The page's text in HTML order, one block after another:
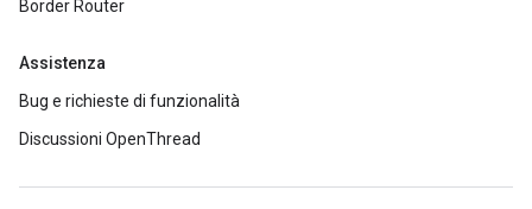
Border Router
Assistenza
Bug e richieste di funzionalità
Discussioni OpenThread